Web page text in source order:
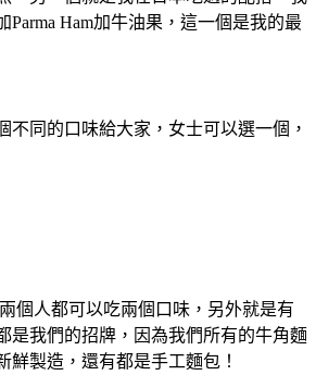
Parma Ham加牛油果，這一個是我的最
不同的口味給大家，女士可以選一個，
個人都可以吃兩個口味，另外就是有
是我們的招牌，因為我們所有的牛角麵
鮮製造，還有都是手工麵包！